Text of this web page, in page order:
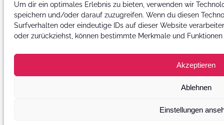
Um dir ein optimales Erlebnis zu bieten, verwenden wir
speichern und/oder darauf zuzugreifen. Wenn du diesen
Surfverhalten oder eindeutige IDs auf dieser Website
oder zurückziehst, können bestimmte Merkmale und
Akzeptieren
Ablehnen
Einstellungen